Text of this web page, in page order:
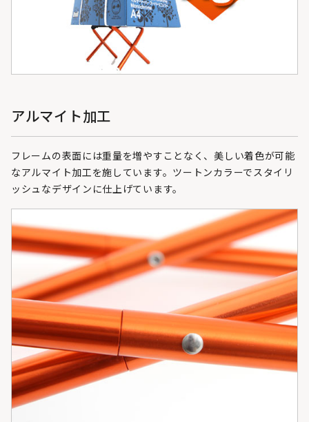
アルマイト加工
フレームの表面には重量を増やすことなく、美しい着色が可能
なアルマイト加工を施しています。ツートンカラーでスタイリ
ッシュなデザインに仕上げています。